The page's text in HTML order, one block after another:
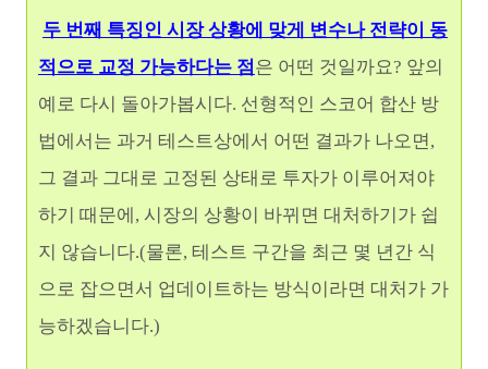
두 번째 특징인 시장 상황에 맞게 변수나 전략이 동
적으로 교정 가능하다는 점은 어떤 것일까요? 앞의
예로 다시 돌아가봅시다. 선형적인 스코어 합산 방
법에서는 과거 테스트상에서 어떤 결과가 나오면,
그 결과 그대로 고정된 상태로 투자가 이루어져야
하기 때문에, 시장의 상황이 바뀌면 대처하기가 쉽
지 않습니다.(물론, 테스트 구간을 최근 몇 년간 식
으로 잡으면서 업데이트하는 방식이라면 대처가 가
능하겠습니다.)